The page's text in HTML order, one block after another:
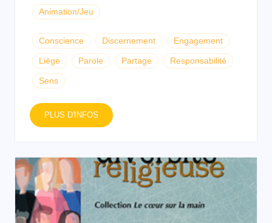
Animation/Jeu
Conscience Discernement Engagement
Liège Parole Partage Responsabilité
Sens
PLUS D'INFOS